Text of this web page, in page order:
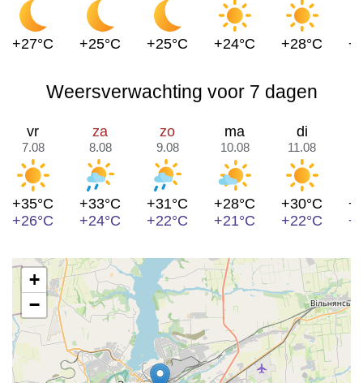
+27°C +25°C +25°C +24°C +28°C
Weersverwachting voor 7 dagen
vr
7.08
+35°C
+26°C
za
8.08
+33°C
+24°C
zo
9.08
+31°C
+22°C
ma
10.08
+28°C
+21°C
di
11.08
+30°C
+22°C
+
−